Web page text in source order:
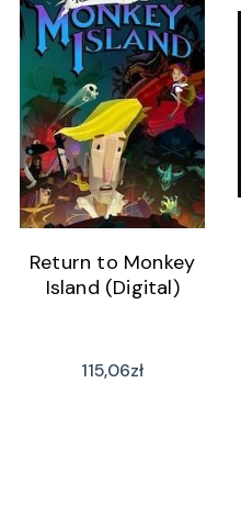
Return to Monkey
Island (Digital)
115,06zł